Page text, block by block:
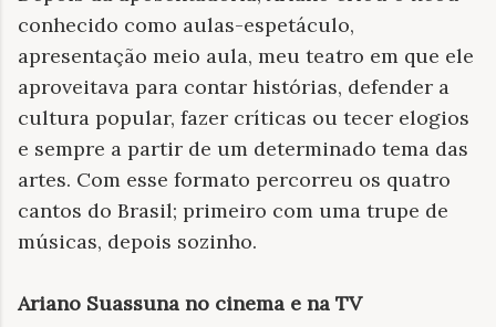
conhecido como aulas-espetáculo,
apresentação meio aula, meu teatro em que ele
aproveitava para contar histórias, defender a
cultura popular, fazer críticas ou tecer elogios
e sempre a partir de um determinado tema das
artes. Com esse formato percorreu os quatro
cantos do Brasil; primeiro com uma trupe de
músicas, depois sozinho.
Ariano Suassuna no cinema e na TV